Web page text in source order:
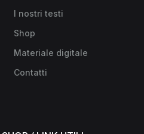
I nostri testi
Shop
Materiale digitale
Contatti